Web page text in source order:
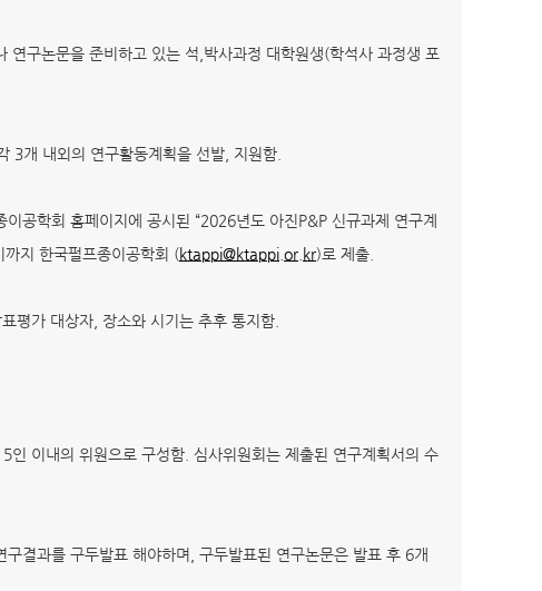
구논문을 준비하고 있는 석,박사과정 대학원생(학석사 과정생 포
3개 내외의 연구활동계획을 선발, 지원함.
공학회 홈페이지에 공시된 “2026년도 아진P&P 신규과제 연구계
지 한국펄프종이공학회 (ktappi@ktappi.or.kr)로 제출.
평가 대상자, 장소와 시기는 추후 통지함.
이내의 위원으로 구성함. 심사위원회는 제출된 연구계획서의 수
결과를 구두발표 해야하며, 구두발표된 연구논문은 발표 후 6개